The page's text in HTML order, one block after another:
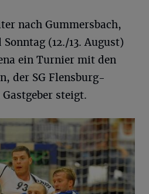
nach Gummersbach,
(12./13. August)
ein Turnier mit den
der SG Flensburg-
steigt.